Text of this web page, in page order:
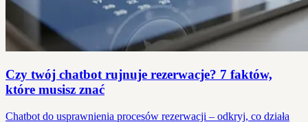
Czy twój chatbot rujnuje rezerwacje? 7 faktów,
które musisz znać
Chatbot do usprawnienia procesów rezerwacji – odkryj, co działa